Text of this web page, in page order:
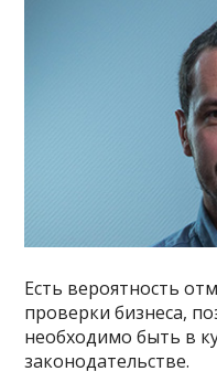
Есть вероятность
проверки бизнеса,
необходимо быть в
законодательстве.